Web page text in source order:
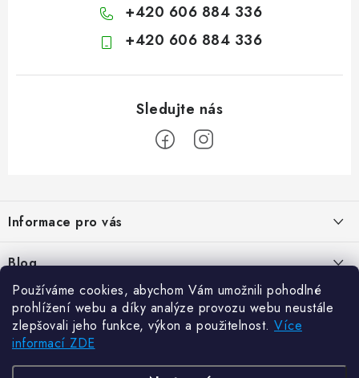
Používáme cookies, abychom Vám umožnili pohodlné
prohlížení webu a díky analýze provozu webu neustále
zlepšovali jeho funkce, výkon a použitelnost. Více
informací ZDE
+420 606 884 336
+420 606 884 336
p
a
t
Informace pro vás
Kontakty
Hodnocení obchodu
Reklamace zboží
Odstoupení od kupní smlouvy
Blog
Jak vybrat poštovní schránku?
21.5.2024
Zajistěte si bohatou úrodu. Začněte s přípravou sazenic
6.3.2024
Facebook
Novinky